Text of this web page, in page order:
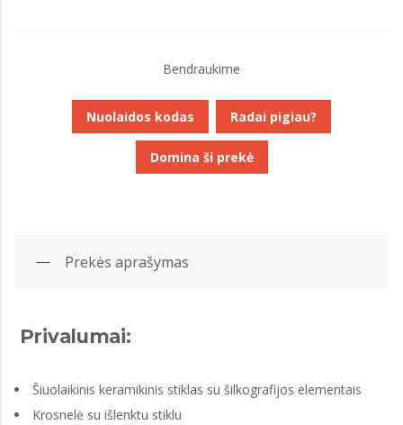
Bendraukime
Nuolaidos kodas Radai pigiau?
Domina ši prekė
Prekės aprašymas
Privalumai:
Šiuolaikinis keramikinis stiklas su šilkografijos elementais
Krosnelė su išlenktu stiklu